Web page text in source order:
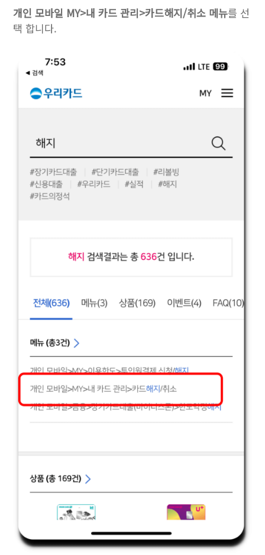
개인 모바일 MY>내 카드 관리>카드해지/취소 메뉴를 선
택 합니다.